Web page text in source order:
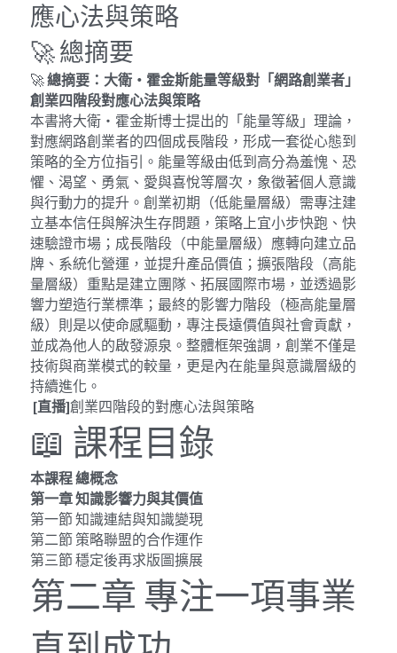
應心法與策略
🚀 總摘要
🚀 總摘要：大衛・霍金斯能量等級對「網路創業者」
創業四階段對應心法與策略
本書將大衛・霍金斯博士提出的「能量等級」理論，
對應網路創業者的四個成長階段，形成一套從心態到
策略的全方位指引。能量等級由低到高分為羞愧、恐
懼、渴望、勇氣、愛與喜悅等層次，象徵著個人意識
與行動力的提升。創業初期（低能量層級）需專注建
立基本信任與解決生存問題，策略上宜小步快跑、快
速驗證市場；成長階段（中能量層級）應轉向建立品
牌、系統化營運，並提升產品價值；擴張階段（高能
量層級）重點是建立團隊、拓展國際市場，並透過影
響力塑造行業標準；最終的影響力階段（極高能量層
級）則是以使命感驅動，專注長遠價值與社會貢獻，
並成為他人的啟發源泉。整體框架強調，創業不僅是
技術與商業模式的較量，更是內在能量與意識層級的
持續進化。
[直播]創業四階段的對應心法與策略
📖 課程目錄
本課程總概念
第一章知識影響力與其價值
第一節 知識連結與知識變現
第二節 策略聯盟的合作運作
第三節 穩定後再求版圖擴展
第二章 專注一項事業